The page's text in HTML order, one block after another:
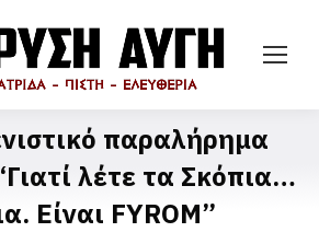
παραλήρημα
λέτε τα Σκόπια…
Είναι FYROM”